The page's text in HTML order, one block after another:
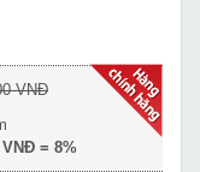
VNĐ
VNĐ = 8%